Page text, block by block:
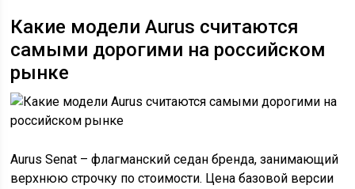
Какие модели Aurus считаются
самыми дорогими на российском
рынке
Aurus Senat – флагманский седан бренда, занимающий
верхнюю строчку по стоимости. Цена базовой версии